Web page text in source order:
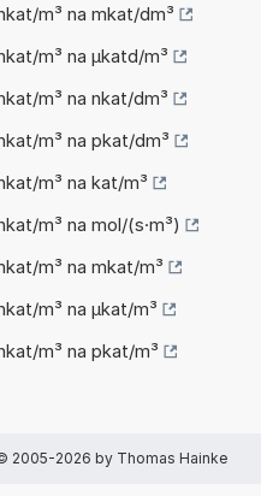
m³ na mkat/dm³
m³ na µkatd/m³
m³ na nkat/dm³
m³ na pkat/dm³
m³ na kat/m³
m³ na mol/(s·m³)
m³ na mkat/m³
m³ na µkat/m³
m³ na pkat/m³
2005-2026 by Thomas Hainke